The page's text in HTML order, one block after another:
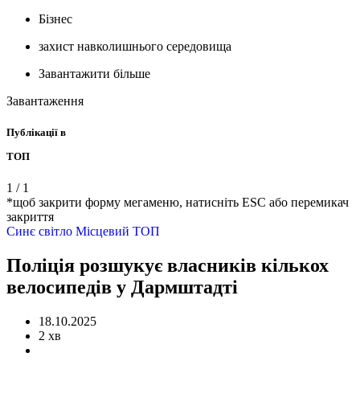
Бізнес
захист навколишнього середовища
Завантажити більше
Завантаження
Публікації в
ТОП
1 / 1
*щоб закрити форму мегаменю, натисніть ESC або перемикач
закриття
Синє світло Місцевий ТОП
Поліція розшукує власників кількох
велосипедів у Дармштадті
18.10.2025
2 хв